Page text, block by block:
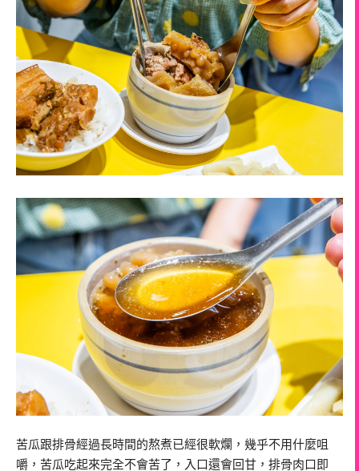
苦瓜跟排骨經過長時間的熬煮已經很軟爛，幾乎不用什麼咀
嚼，苦瓜吃起來完全不會苦了，入口還會回甘，排骨肉口即